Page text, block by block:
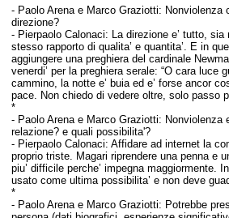
- Paolo Arena e Marco Graziotti: Nonviolenza
direzione?
- Pierpaolo Calonaci: La direzione e’ tutto,
stesso rapporto di qualita’ e quantita’. E in
aggiungere una preghiera del cardinale
venerdi’ per la preghiera serale: “O cara luce
cammino, la notte e’ buia ed e’ forse ancor
pace. Non chiedo di vedere oltre, solo passo
*
- Paolo Arena e Marco Graziotti: Nonviolenza
relazione? equali possibilita'?
- Pierpaolo Calonaci: Affidare ad internet la
proprio triste. Magari riprendere una penna e
piu’ difficile perche’ impegna maggiormente.
usato come ultima possibilita’ e non deve
*
- Paolo Arena e Marco Graziotti: Potrebbe